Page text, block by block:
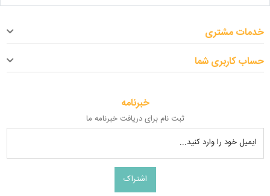
خبرنامه
ثبت نام برای دریافت خبرنامه ما
ایمیل خود را وارد کنید...
اشتراک
خدمات مشتری
حساب کاربری شما